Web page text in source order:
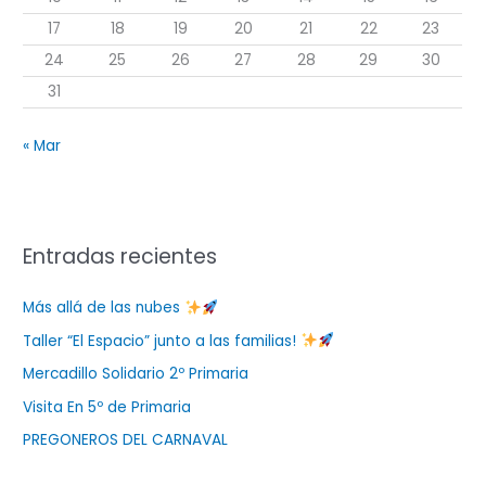
17
18 19 20 21 22
23
24
25 26 27 28 29
30
31
« Mar
Entradas recientes
Más allá de las nubes
Taller “El Espacio” junto a las familias!
Mercadillo Solidario 2º Primaria
Visita En 5º de Primaria
PREGONEROS DEL CARNAVAL